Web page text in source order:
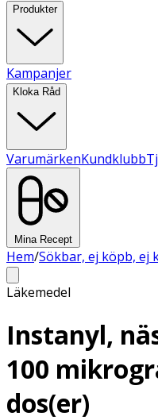
Produkter
Kampanjer
Kloka Råd
VarumärkenKundklubb
Mina Recept
Hem/Sökbar, ej köpb, ej
Läkemedel
Instanyl,
100
dos(er)